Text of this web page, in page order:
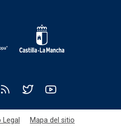
Legal Mapa del sitio